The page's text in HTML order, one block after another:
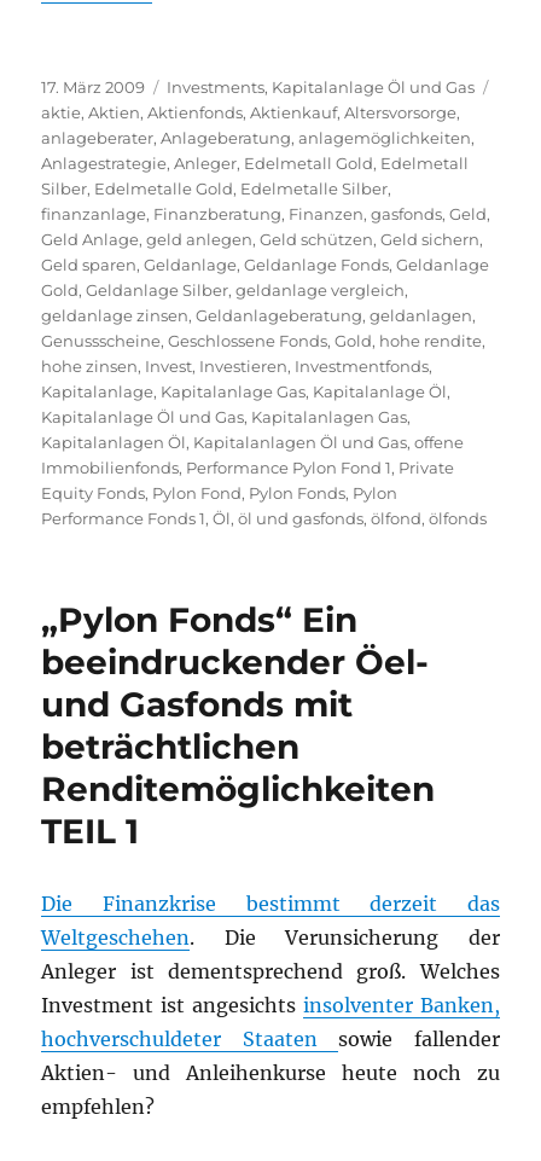
Veröffentlicht
am
17. März 2009 Kategorien
Investments, Kapitalanlage Öl und Gas
aktie,Aktien,Aktienfonds,Aktienkauf,Altersvorsorge,
anlageberater,Anlageberatung,anlagemöglichkeiten,
Anlagestrategie,Anleger, Edelmetall Gold, Edelmetall
Silber, Edelmetalle Gold, Edelmetalle Silber,
finanzanlage, Finanzberatung, Finanzen,gasfonds,Geld,
Geld Anlage,geld anlegen,Geld schützen,Geld sichern,
Geld sparen,Geldanlage,Geldanlage Fonds,Geldanlage
Gold,Geldanlage Silber,geldanlage vergleich,
geldanlage zinsen,Geldanlageberatung,geldanlagen,
Genussscheine,Geschlossene Fonds,Gold, hohe rendite,
hohe zinsen, Invest, Investieren, Investmentfonds,
Kapitalanlage, Kapitalanlage Gas, Kapitalanlage Öl,
Kapitalanlage Öl und Gas, Kapitalanlagen Gas,
Kapitalanlagen Öl, Kapitalanlagen Öl und Gas,offene
Immobilienfonds, Performance Pylon Fond 1, Private
Equity Fonds, Pylon Fond, Pylon Fonds, Pylon
Performance Fonds 1,Öl,öl und gasfonds,ölfond,ölfonds
„Pylon Fonds“ Ein
beeindruckender Öel-
und Gasfonds mit
beträchtlichen
Renditemöglichkeiten
TEIL 1
Die Finanzkrise bestimmt derzeit das
Weltgeschehen. Die Verunsicherung der
Anleger ist dementsprechend groß. Welches
Investment ist angesichts insolventer Banken,
hochverschuldeter Staatensowie fallender
Aktien- und Anleihenkurse heute noch zu
empfehlen?